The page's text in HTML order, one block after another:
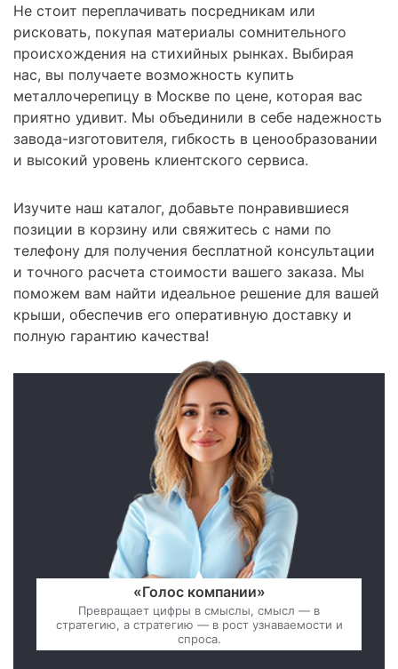
Не стоит переплачивать посредникам или
рисковать, покупая материалы сомнительного
происхождения на стихийных рынках. Выбирая
нас, вы получаете возможность купить
металлочерепицу в Москве по цене, которая вас
приятно удивит. Мы объединили в себе надежность
завода-изготовителя, гибкость в ценообразовании
и высокий уровень клиентского сервиса.
Изучите наш каталог, добавьте понравившиеся
позиции в корзину или свяжитесь с нами по
телефону для получения бесплатной консультации
и точного расчета стоимости вашего заказа. Мы
поможем вам найти идеальное решение для вашей
крыши, обеспечив его оперативную доставку и
полную гарантию качества!
«Голос компании»
Превращает цифры в смыслы, смысл — в
стратегию, а стратегию — в рост узнаваемости и
спроса.